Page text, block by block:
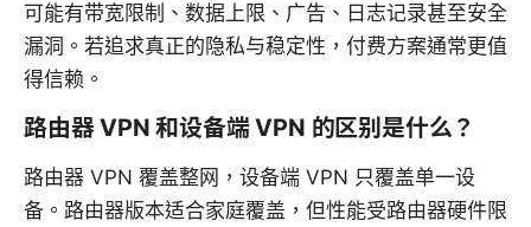
可能有带宽限制、数据上限、广告、日志记录甚至安全
漏洞。若追求真正的隐私与稳定性，付费方案通常更值
得信赖。
路由器 VPN 和设备端 VPN 的区别是什么？
路由器 VPN 覆盖整网，设备端 VPN 只覆盖单一设
备。路由器版本适合家庭覆盖，但性能受路由器硬件限